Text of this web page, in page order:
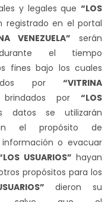
y legales que “LOS
registrado en el portal
VENEZUELA” serán
durante el tiempo
fines bajo los cuales
por “VITRINA
por “LOS
datos se utilizarán
el propósito de
o evacuar
USUARIOS”hayan
propósitos para los
dieron su